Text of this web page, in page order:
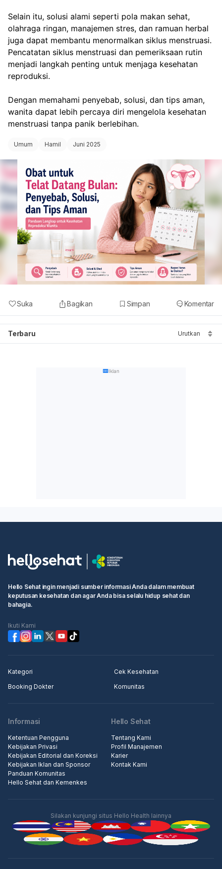
Selain itu, solusi alami seperti pola makan sehat,
olahraga ringan, manajemen stres, dan ramuan herbal
juga dapat membantu menormalkan siklus menstruasi.
Pencatatan siklus menstruasi dan pemeriksaan rutin
menjadi langkah penting untuk menjaga kesehatan
reproduksi.
Dengan memahami penyebab, solusi, dan tips aman,
wanita dapat lebih percaya diri mengelola kesehatan
menstruasi tanpa panik berlebihan.
Umum Hamil Juni 2025
Suka Bagikan Simpan Komentar
Terbaru Urutkan
Iklan
Hello Sehat ingin menjadi sumber informasi Anda dalam membuat
keputusan kesehatan dan agar Anda bisa selalu hidup sehat dan
bahagia.
Ikuti Kami
Kategori
Cek Kesehatan
Booking Dokter
Komunitas
Informasi
Ketentuan Pengguna
Kebijakan Privasi
Kebijakan Editorial dan Koreksi
Kebijakan Iklan dan Sponsor
Panduan Komunitas
Hello Sehat dan Kemenkes
Hello Sehat
Tentang Kami
Profil Manajemen
Karier
Kontak Kami
Silakan kunjungi situs Hello Health lainnya